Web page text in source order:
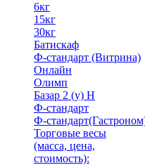
6кг
15кг
30кг
Батискаф
Ф-стандарт (Витрина)
Онлайн
Олимп
Базар 2 (у) Н
Ф-стандарт
Ф-
Торговые весы
(масса, цена,
стоимость):